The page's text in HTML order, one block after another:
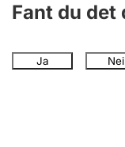
Fant du det
Ja Nei